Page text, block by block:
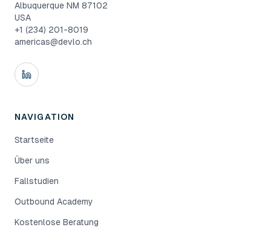
Albuquerque NM 87102
USA
+1 (234) 201-8019
americas@devlo.ch
NAVIGATION
Startseite
Über uns
Fallstudien
Outbound Academy
Kostenlose Beratung